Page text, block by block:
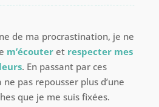
de ma procrastination, je ne
m’écouter et respecter mes
. En passant par ces
pas repousser plus d’une
que je me suis fixées.